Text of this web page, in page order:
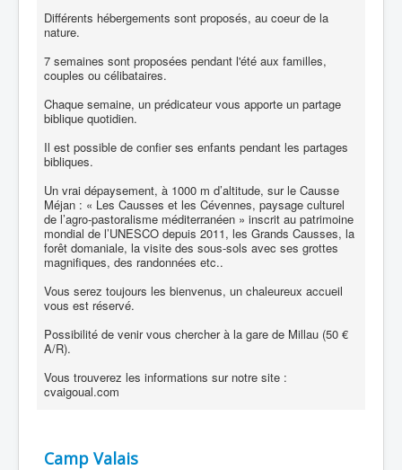
Différents hébergements sont proposés, au coeur de la
nature.
7 semaines sont proposées pendant l'été aux familles,
couples ou célibataires.
Chaque semaine, un prédicateur vous apporte un partage
biblique quotidien.
Il est possible de confier ses enfants pendant les partages
bibliques.
Un vrai dépaysement, à 1000 m d’altitude, sur le Causse
Méjan : « Les Causses et les Cévennes, paysage culturel
de l’agro-pastoralisme méditerranéen » inscrit au patrimoine
mondial de l’UNESCO depuis 2011, les Grands Causses, la
forêt domaniale, la visite des sous-sols avec ses grottes
magnifiques, des randonnées etc..
Vous serez toujours les bienvenus, un chaleureux accueil
vous est réservé.
Possibilité de venir vous chercher à la gare de Millau (50 €
A/R).
Vous trouverez les informations sur notre site :
cvaigoual.com
Camp Valais